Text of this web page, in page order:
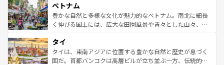
参照してほしい。
容にもいいと評判のスイーツなど、バラエティ豊かな料理
が味わえる。 なお、新着の台湾情報は コンテンツ一覧を参
照してほしい。
き、地方に足を延ばせば四季折々の自然美を楽しむことが
できる。そして、キムチや焼肉、絶品のストリートフード
まで、さまざまな韓国料理が待っている。夜には、韓国な
リティに包まれながら、韓国の多彩な魅力を心ゆくまで味
わってみてほしい。 なお、新着の韓国情報はコンテンツ一
覧を参照してほしい。
ベトナム
豊かな自然と多様な文化が魅力的なベトナム。南北に細長
く伸びる国土には、広大な田園風景や青々とした山々、世
急速な発展と共に伝統が息づく。ハノイの古い町並みやホ
ーチミン市のフランス統治時代の建物も、独特の雰囲気を
醸し出している。また、バラエティの豊かさとおいしさで
タイ
タイは、東南アジアに位置する豊かな自然と歴史が息づく
国だ。首都バンコクは高層ビルが立ち並ぶ一方、伝統的な